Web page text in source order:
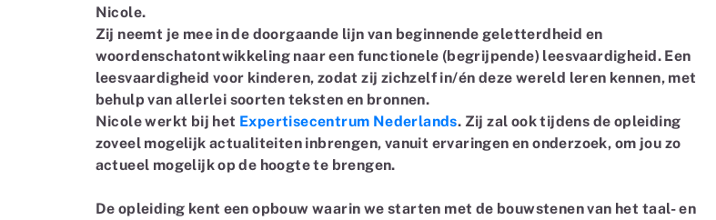
Nicole.
Zij neemt je mee in de doorgaande lijn van beginnende geletterdheid en
woordenschatontwikkeling naar een functionele (begrijpende) leesvaardigheid. Een
leesvaardigheid voor kinderen, zodat zij zichzelf in/én deze wereld leren kennen, met
behulp van allerlei soorten teksten en bronnen.
Nicole werkt bij het Expertisecentrum Nederlands. Zij zal ook tijdens de opleiding
zoveel mogelijk actualiteiten inbrengen, vanuit ervaringen en onderzoek, om jou zo
actueel mogelijk op de hoogte te brengen.
De opleiding kent een opbouw waarin we starten met de bouwstenen van het taal- en